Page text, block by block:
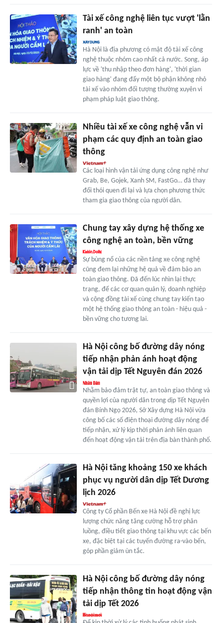
Tài xế công nghệ liên tục vượt 'lằn
ranh' an toàn
Hà Nội là địa phương có mật độ tài xế công
nghệ thuộc nhóm cao nhất cả nước. Song, áp
lực về 'thu nhập theo đơn hàng', 'thời gian
giao hàng' đang đẩy một bộ phận không nhỏ
tài xế vào nhóm đối tượng thường xuyên vi
phạm pháp luật giao thông.
Nhiều tài xế xe công nghệ vẫn vi
phạm các quy định an toàn giao
thông
Các loại hình vận tải ứng dụng công nghệ như
Grab, Be, Gojek, Xanh SM, FastGo… đã thay
đổi thói quen đi lại và lựa chọn phương thức
tham gia giao thông của người dân.
Chung tay xây dựng hệ thống xe
công nghệ an toàn, bền vững
Sự bùng nổ của các nền tảng xe công nghệ
cũng đem lại những hệ quả về đảm bảo an
toàn giao thông. Đã đến lúc nhìn lại thực
trạng, để các cơ quan quản lý, doanh nghiệp
và cộng đồng tài xế cùng chung tay kiến tạo
một hệ thống giao thông an toàn - hiệu quả -
bền vững cho tương lai.
Hà Nội công bố đường dây nóng
tiếp nhận phản ánh hoạt động
vận tải dịp Tết Nguyên đán 2026
Nhằm bảo đảm trật tự, an toàn giao thông và
quyền lợi của người dân trong dịp Tết Nguyên
đán Bính Ngọ 2026, Sở Xây dựng Hà Nội vừa
công bố các số điện thoại đường dây nóng để
tiếp nhận, xử lý kịp thời phản ánh liên quan
đến hoạt động vận tải trên địa bàn thành phố.
Hà Nội tăng khoảng 150 xe khách
phục vụ người dân dịp Tết Dương
lịch 2026
Công ty Cổ phần Bến xe Hà Nội đề nghị lực
lượng chức năng tăng cường hỗ trợ phân
luồng, điều tiết giao thông tại khu vực các bến
xe, đặc biệt tại các tuyến đường ra-vào bến,
góp phần giảm ùn tắc.
Hà Nội công bố đường dây nóng
tiếp nhận thông tin hoạt động vận
tải dịp Tết 2026